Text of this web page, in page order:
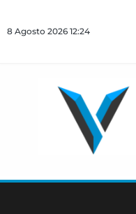
8 Agosto 2026 12:24